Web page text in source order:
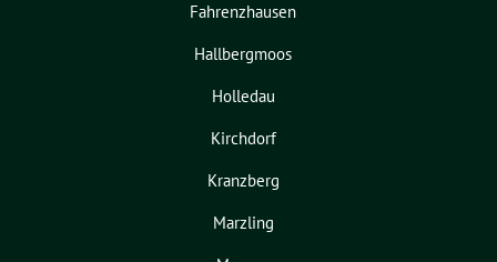
Fahrenzhausen
Hallbergmoos
Holledau
Kirchdorf
Kranzberg
Marzling